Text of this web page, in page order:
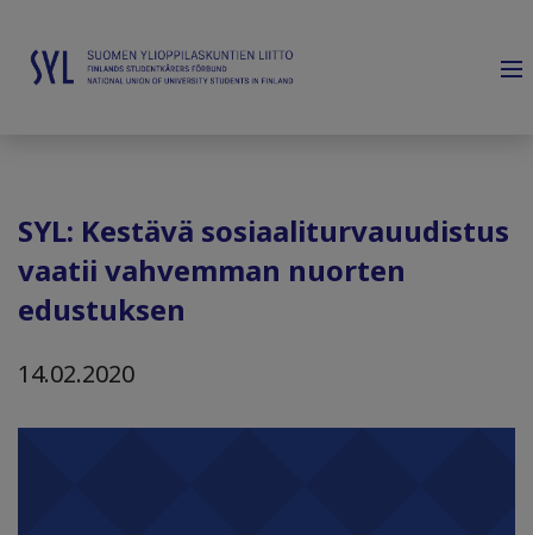
SYL: Kestävä sosiaaliturvauudistus
vaatii vahvemman nuorten
edustuksen
14.02.2020